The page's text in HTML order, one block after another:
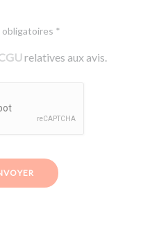
obligatoires *
relatives aux avis.